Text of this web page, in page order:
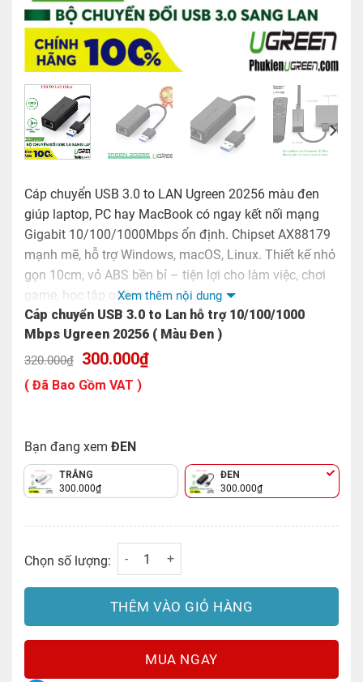
Cáp chuyển USB 3.0 to LAN Ugreen 20256 màu đen
giúp laptop, PC hay MacBook có ngay kết nối mạng
Gigabit 10/100/1000Mbps ổn định. Chipset AX88179
mạnh mẽ, hỗ trợ Windows, macOS, Linux. Thiết kế nhỏ
gọn 10cm, vỏ ABS bền bỉ – tiện lợi cho làm việc, chơi
game, học tập online.Xem thêm nội dung
Cáp chuyển USB 3.0 to Lan hỗ trợ 10/100/1000
Mbps Ugreen 20256 ( Màu Đen )
320.000₫
Giá
gốc
là:
320.000₫.
300.000₫Giá
( Đã Bao Gồm VAT )
Bạn đang xem ĐEN
TRẮNG
300.000₫
ĐEN
300.000₫
Cáp chuyển USB 3.0 to Lan hỗ trợ 10/100/
Chọn số lượng:
THÊM VÀO GIỎ HÀNG
MUA NGAY